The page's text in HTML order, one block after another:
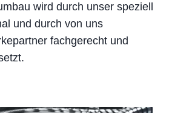
wird durch unser speziell
und durch von uns
fachgerecht und